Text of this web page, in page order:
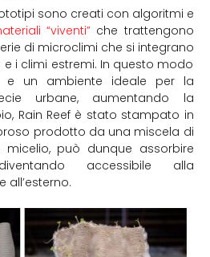
sono creati con algoritmi e
“viventi”che trattengono
di microclimi che si integrano
i climi estremi. In questo modo
e un ambiente ideale per la
urbane, aumentando la
Rain Reef è stato stampato in
prodotto da una miscela di
può dunque assorbire
accessibile alla
all’esterno.